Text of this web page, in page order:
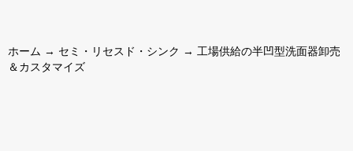
ホーム → セミ・リセスド・シンク → 工場供給の半凹型洗面器卸売
＆カスタマイズ